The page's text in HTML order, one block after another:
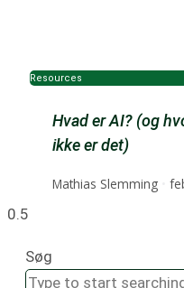
Resources
Hvad er AI? (og
ikke er det)
Mathias Slemming
Søg